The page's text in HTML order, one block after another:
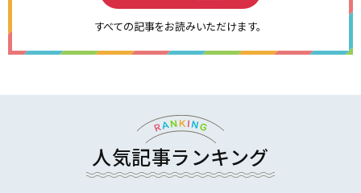
すべての記事をお読みいただけます。
人気記事ランキング